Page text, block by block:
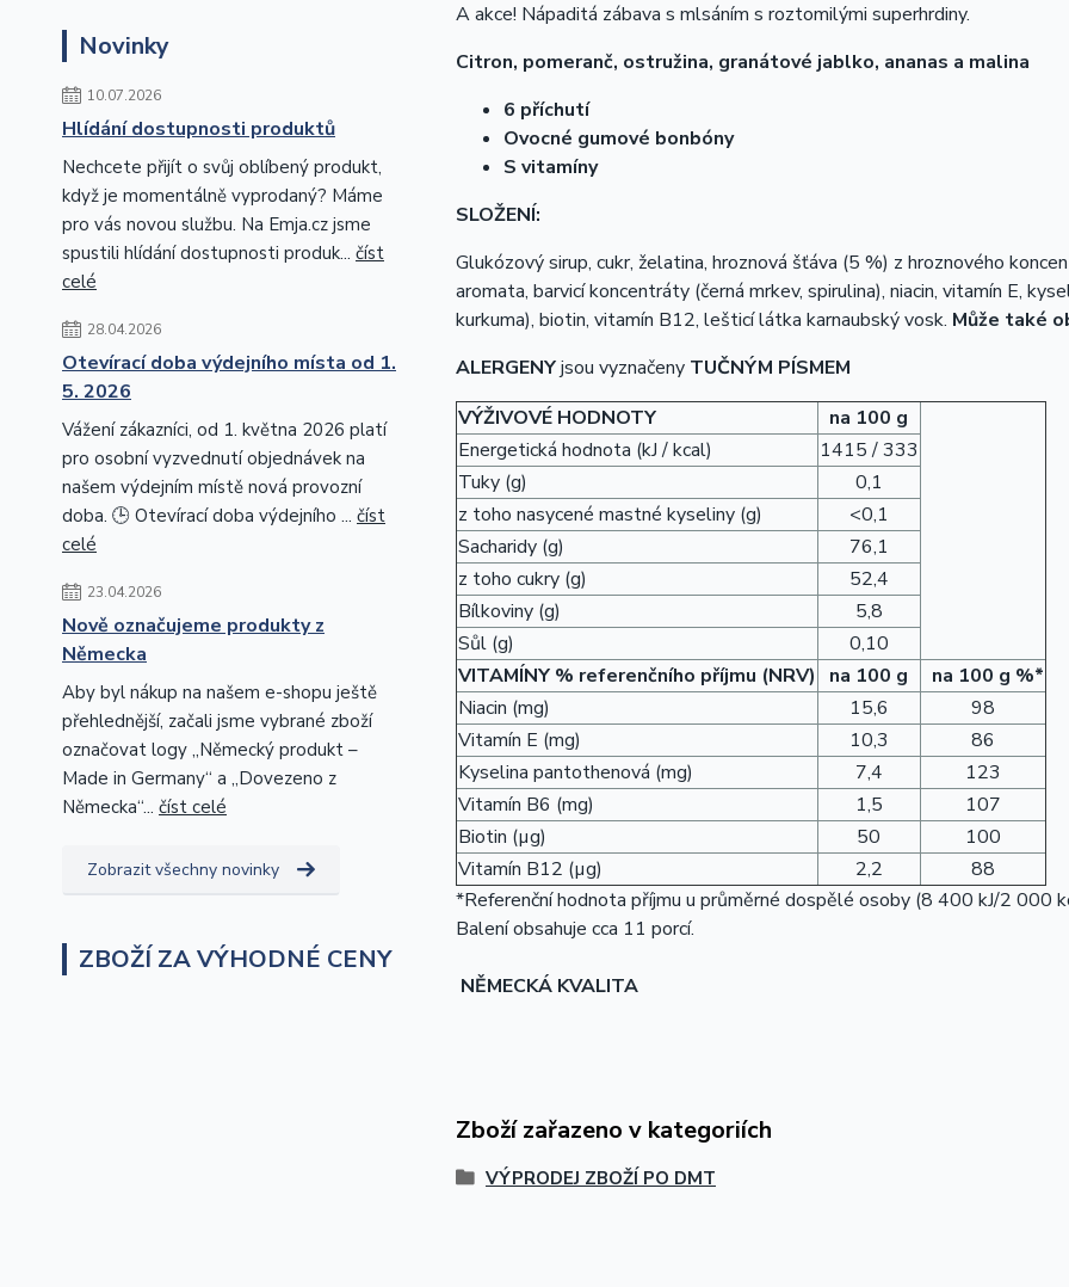
Novinky
10.07.2026
Hlídání dostupnosti produktů
Nechcete přijít o svůj oblíbený produkt,
když je momentálně vyprodaný? Máme
pro vás novou službu. Na Emja.cz jsme
spustili hlídání dostupnosti produk... číst
celé
28.04.2026
Otevírací doba výdejního místa od 1.
5. 2026
Vážení zákazníci, od 1. května 2026 platí
pro osobní vyzvednutí objednávek na
našem výdejním místě nová provozní
doba. 🕒 Otevírací doba výdejního ... číst
celé
23.04.2026
Nově označujeme produkty z
Německa
Aby byl nákup na našem e-shopu ještě
přehlednější, začali jsme vybrané zboží
označovat logy „Německý produkt –
Made in Germany“ a „Dovezeno z
Německa“... číst celé
Zobrazit všechny novinky
ZBOŽÍ ZA VÝHODNÉ CENY
A akce! Nápaditá zábava s mlsáním s roztomilými superhrdiny.
Citron, pomeranč, ostružina, granátové jablko, ananas a malina
6 příchutí
Ovocné gumové bonbóny
S vitamíny
SLOŽENÍ:
Glukózový sirup, cukr, želatina, hroznová šťáva (5 %) z hroznového
aromata, barvicí koncentráty (černá mrkev, spirulina), niacin, vitamín E,
kurkuma), biotin, vitamín B12, lešticí látka karnaubský vosk. Může také
ALERGENYjsou vyznačeny TUČNÝM PÍSMEM
VÝŽIVOVÉ HODNOTY
na 100 g
Energetická hodnota (kJ / kcal)
1415 / 333
Tuky (g)
0,1
z toho nasycené mastné kyseliny (g)
<0,1
Sacharidy (g)
76,1
z toho cukry (g)
52,4
Bílkoviny (g)
5,8
Sůl (g)
0,10
VITAMÍNY % referenčního příjmu (NRV) na 100 g
na 100 g %*
Niacin (mg)
15,6
98
Vitamín E (mg)
10,3
86
Kyselina pantothenová (mg)
7,4
123
Vitamín B6 (mg)
1,5
107
Biotin (µg)
50
100
Vitamín B12 (µg)
2,2
88
*Referenční hodnota příjmu u průměrné dospělé osoby (8 400 kJ/2 000
Balení obsahuje cca 11 porcí.
NĚMECKÁ KVALITA
Zboží zařazeno v kategoriích
VÝPRODEJ ZBOŽÍ PO DMT